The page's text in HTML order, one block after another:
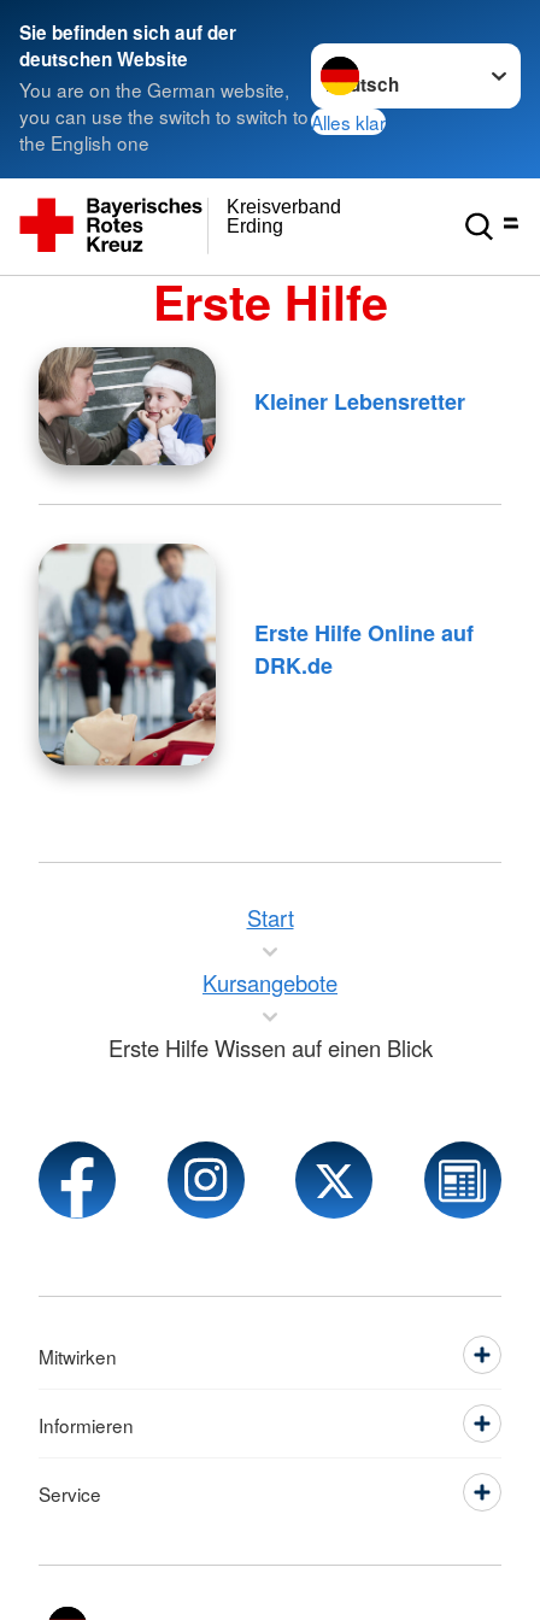
Sie befinden sich auf der
deutschen Website
You are on the German website,
you can use the switch to switch to
the English one
Sprache wechseln zu
Alles klar
Erding
Kreisverband
Erste Hilfe
Kleiner Lebensretter
Erste Hilfe Online auf
DRK.de
Start
Kursangebote
Erste Hilfe Wissen auf einen Blick
Mitwirken
Informieren
Service
Sprache wechseln zu